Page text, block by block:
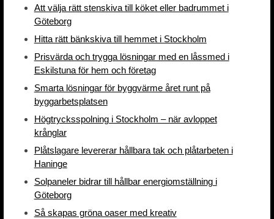
Att välja rätt stenskiva till köket eller badrummet i
Göteborg
Hitta rätt bänkskiva till hemmet i Stockholm
Prisvärda och trygga lösningar med en låssmed i
Eskilstuna för hem och företag
Smarta lösningar för byggvärme året runt på
byggarbetsplatsen
Högtrycksspolning i Stockholm – när avloppet
krånglar
Plåtslagare levererar hållbara tak och plåtarbeten i
Haninge
Solpaneler bidrar till hållbar energiomställning i
Göteborg
Så skapas gröna oaser med kreativ